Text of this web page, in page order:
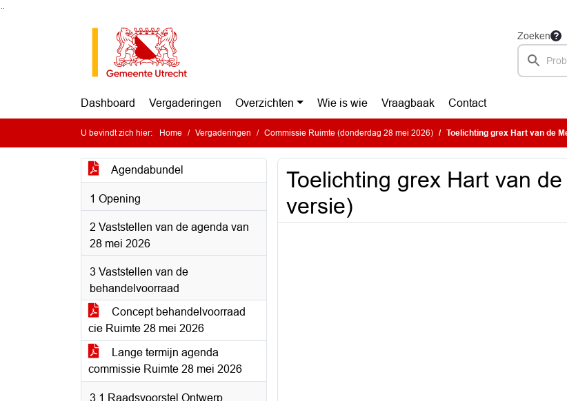
Zoeken
Dashboard Vergaderingen Overzichten Wie is wie Vraagbaak Contact
U bevindt zich hier: Home Vergaderingen Commissie Ruimte (donderdag 28 mei 2026) Toelichting grex Hart van de
Agendabundel
1 Opening
2 Vaststellen van de agenda van
28 mei 2026
3 Vaststellen van de
behandelvoorraad
Concept behandelvoorraad
cie Ruimte 28 mei 2026
Lange termijn agenda
commissie Ruimte 28 mei 2026
3.1 Raadsvoorstel Ontwerp
Toelichting grex Hart van
versie)